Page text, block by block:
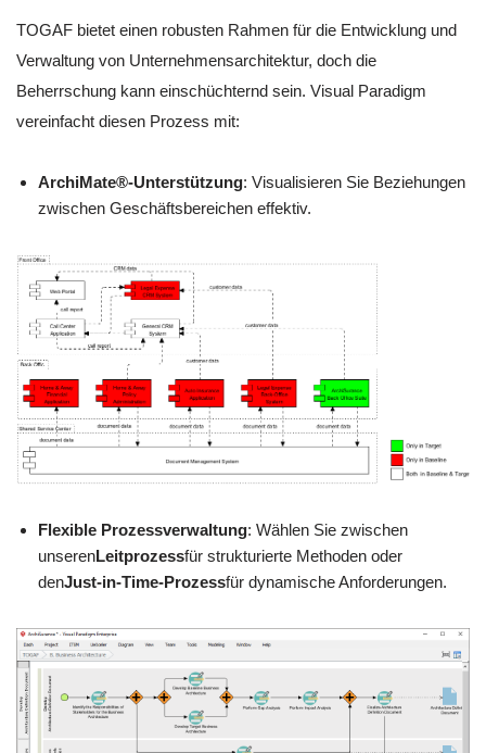
TOGAF bietet einen robusten Rahmen für die Entwicklung und
Verwaltung von Unternehmensarchitektur, doch die
Beherrschung kann einschüchternd sein. Visual Paradigm
vereinfacht diesen Prozess mit:
ArchiMate®-Unterstützung: Visualisieren Sie Beziehungen
zwischen Geschäftsbereichen effektiv.
Flexible Prozessverwaltung: Wählen Sie zwischen
unserenLeitprozessfür strukturierte Methoden oder
denJust-in-Time-Prozessfür dynamische Anforderungen.